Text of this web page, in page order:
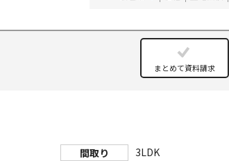
まとめて資料請求
間取り
3LDK